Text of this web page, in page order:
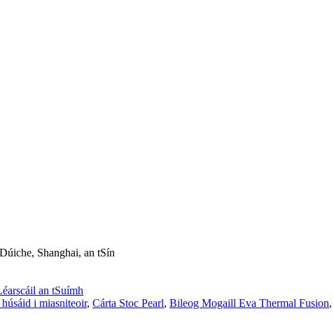
Shanghai, an tSín
an tSuímh
i miasniteoir, Cárta Stoc Pearl, Bileog Mogaill Eva Thermal Fusion,